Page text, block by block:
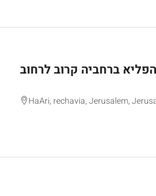
ברחביה קרוב לרחוב
HaAri, rechavia, Jerusalem,